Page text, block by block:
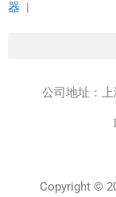
器 |
公司地址： 上
Copyright ©